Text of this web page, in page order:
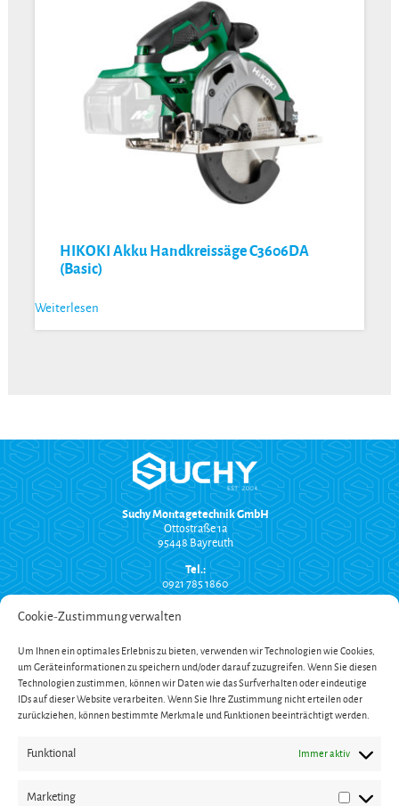
Cookie-Zustimmung verwalten
Um Ihnen ein optimales Erlebnis zu bieten, verwenden wir Technologien wie Cookies,
um Geräteinformationen zu speichern und/oder darauf zuzugreifen. Wenn Sie diesen
Technologien zustimmen, können wir Daten wie das Surfverhalten oder eindeutige
IDs auf dieser Website verarbeiten. Wenn Sie Ihre Zustimmung nicht erteilen oder
zurückziehen, können bestimmte Merkmale und Funktionen beeinträchtigt werden.
Funktional Immer aktiv
Marketing
HIKOKI Akku Handkreissäge C3606DA
(Basic)
Weiterlesen
Suchy Montagetechnik GmbH
Ottostraße 1a
95448 Bayreuth
Tel.:
0921 785 1860
info@suchy-montagetechnik.de
Versand und Zahlung
AGB
Widerrufsbelehrung
Impressum
Datenschutzerklärung